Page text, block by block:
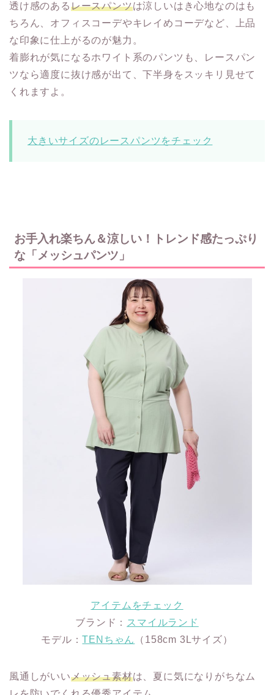
透け感のあるレースパンツは涼しいはき心地なのはも
ちろん、オフィスコーデやキレイめコーデなど、上品
な印象に仕上がるのが魅力。
着膨れが気になるホワイト系のパンツも、レースパン
ツなら適度に抜け感が出て、下半身をスッキリ見せて
くれますよ。
大きいサイズのレースパンツをチェック
お手入れ楽ちん＆涼しい！トレンド感たっぷり
な「メッシュパンツ」
アイテムをチェック
ブランド： スマイルランド
モデル：TENちゃん （158cm 3Lサイズ）
風通しがいいメッシュ素材は、夏に気になりがちなム